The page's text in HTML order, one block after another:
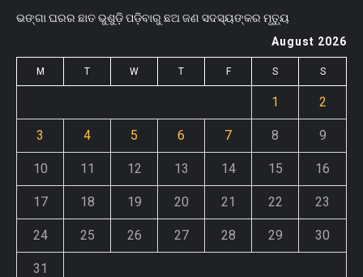
ଭଙ୍ଗା ଘରର ଛାତ ଭୁଶୁଡ଼ି ପଡ଼ିବାରୁ ଛଅ ଜଣ ସଦସ୍ୟଙ୍କର ମୃତ୍ୟୁ
August 2026
M T W T F S S
1 2
3 4 5 6 7 8 9
10 11 12 13 14 15 16
17 18 19 20 21 22 23
24 25 26 27 28 29 30
31